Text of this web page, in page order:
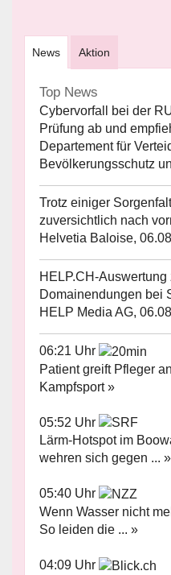
News Aktion
Top News
Cybervorfall bei der
Prüfung ab und
Departement für
Bevölkerungsschutz
Trotz einiger
zuversichtlich nach
Helvetia Baloise,
HELP.CH-
Domainendungen bei
HELP Media AG,
06:21 Uhr
Patient greift Pfleger
Kampfsport »
05:52 Uhr
Lärm-Hotspot im
wehren sich gegen ... »
05:40 Uhr
Wenn Wasser nicht
So leiden die ... »
04:09 Uhr